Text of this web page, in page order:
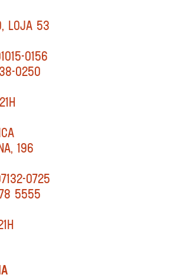
LOJA 53
0156
0250
196
0725
5555